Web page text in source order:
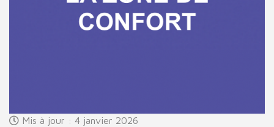
Mis à jour : 4 janvier 2026